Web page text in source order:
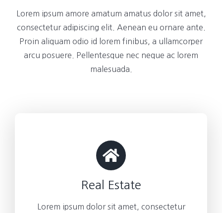
Lorem ipsum amore amatum amatus dolor sit amet,
consectetur adipiscing elit. Aenean eu ornare ante.
Proin aliquam odio id lorem finibus, a ullamcorper
arcu posuere. Pellentesque nec neque ac lorem
malesuada.
Real Estate
Lorem ipsum dolor sit amet, consectetur